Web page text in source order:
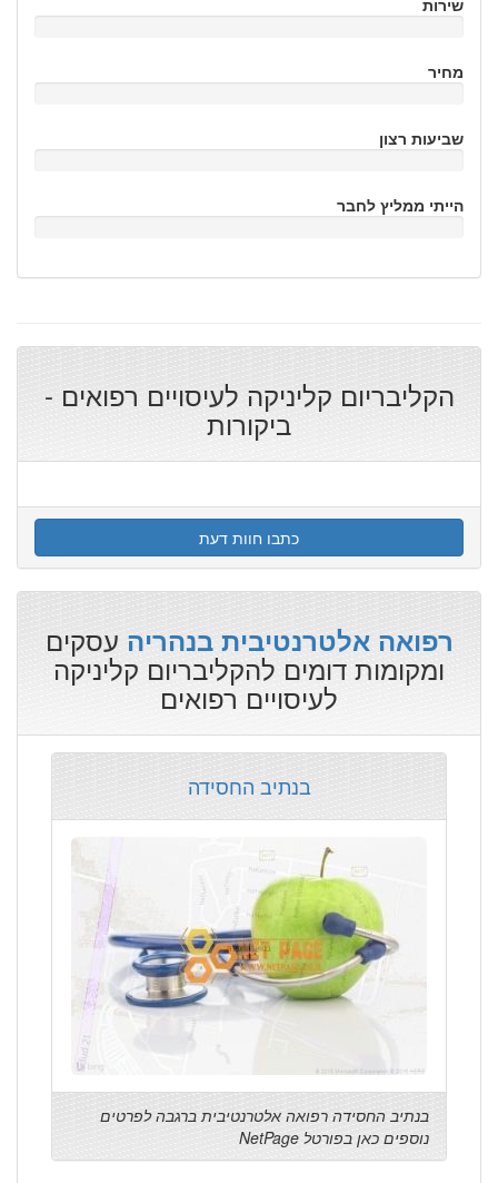
שירות
מחיר
שביעות רצון
הייתי ממליץ לחבר
הקליבריום קליניקה לעיסויים רפואים -
ביקורות
כתבו חוות דעת
רפואה אלטרנטיבית בנהריה עסקים
ומקומות דומים להקליבריום קליניקה
לעיסויים רפואים
בנתיב החסידה
בנתיב החסידה רפואה אלטרנטיבית ברגבה לפרטים
נוספים כאן בפורטל NetPage